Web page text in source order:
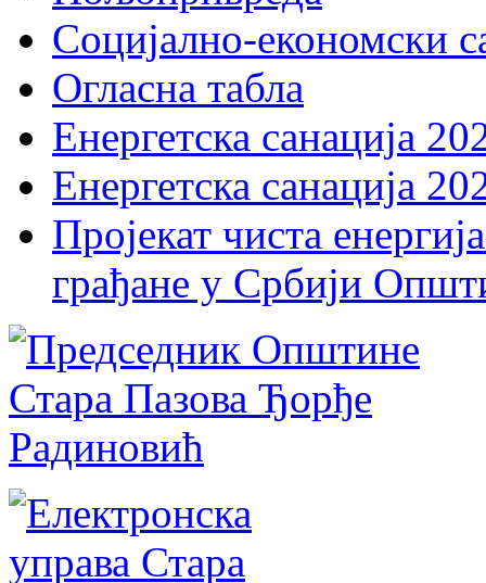
Социјално-економски
Огласна табла
Енергетска санација
Енергетска санација
Пројекат чиста
грађане у Србији